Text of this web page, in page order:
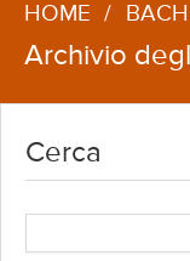
HOME /
Archivio
Cerca